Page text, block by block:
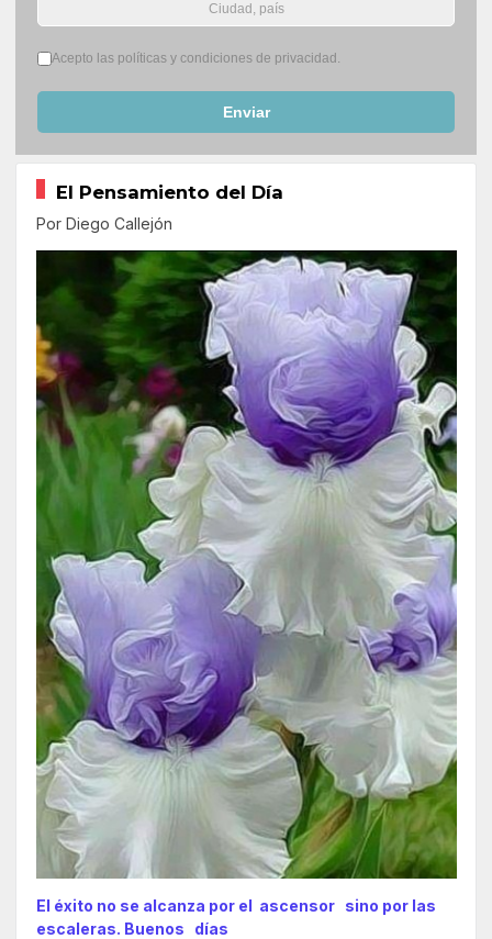
Términos del servicio*
Acepto las políticas y condiciones de privacidad.
Enviar
El Pensamiento del Día
Por Diego Callejón
El éxito no se alcanza por el ascensor sino por las
escaleras. Buenos días